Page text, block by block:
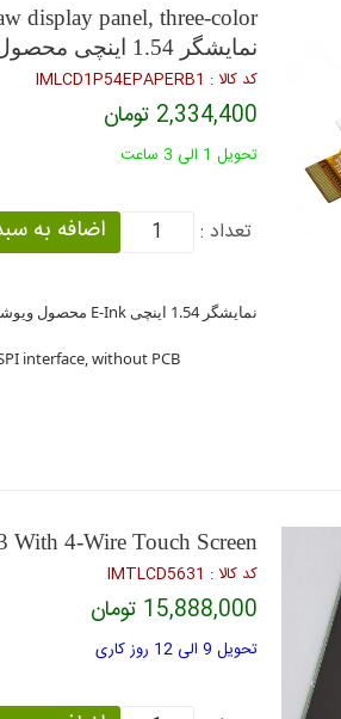
display panel, three-color
نمایشگر 1.54 اینچی محصول ویوشیر
كد كالا : IMLCD1P54EPAPERB1
2,334,400 تومان
تحویل 1 الی 3 ساعت
تعداد :
نمایشگر 1.54 اینچی E-Ink محصول ویوشیر
interface, without PCB
With 4-Wire Touch Screen
كد كالا : IMTLCD5631
15,888,000 تومان
تحویل 9 الی 12 روز کاری